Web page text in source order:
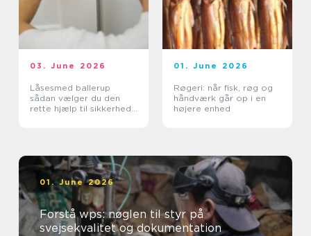
03. June 2026
Låsesmed ballerup
sådan vælger du den
rette hjælp til sikkerhed
01. June 2026
Røgeri: når fisk, røg og
håndværk går op i en
højere enhed
01. June 2026
Forstå wps: nøglen til styr på
svejsekvalitet og dokumentation